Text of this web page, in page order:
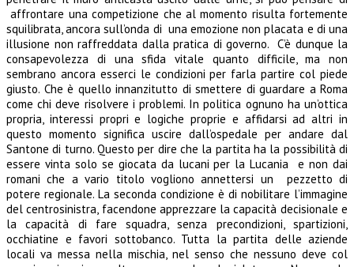
affrontare una competizione che al momento risulta fortemente
squilibrata, ancora sull’onda di una emozione non placata e di una
illusione non raffreddata dalla pratica di governo. C’è dunque la
consapevolezza di una sfida vitale quanto difficile, ma non
sembrano ancora esserci le condizioni per farla partire col piede
giusto. Che è quello innanzitutto di smettere di guardare a Roma
come chi deve risolvere i problemi. In politica ognuno ha un’ottica
propria, interessi propri e logiche proprie e affidarsi ad altri in
questo momento significa uscire dall’ospedale per andare dal
Santone di turno. Questo per dire che la partita ha la possibilità di
essere vinta solo se giocata da lucani per la Lucania e non dai
romani che a vario titolo vogliono annettersi un pezzetto di
potere regionale. La seconda condizione è di nobilitare l’immagine
del centrosinistra, facendone apprezzare la capacità decisionale e
la capacità di fare squadra, senza precondizioni, spartizioni,
occhiatine e favori sottobanco. Tutta la partita delle aziende
locali va messa nella mischia, nel senso che nessuno deve col